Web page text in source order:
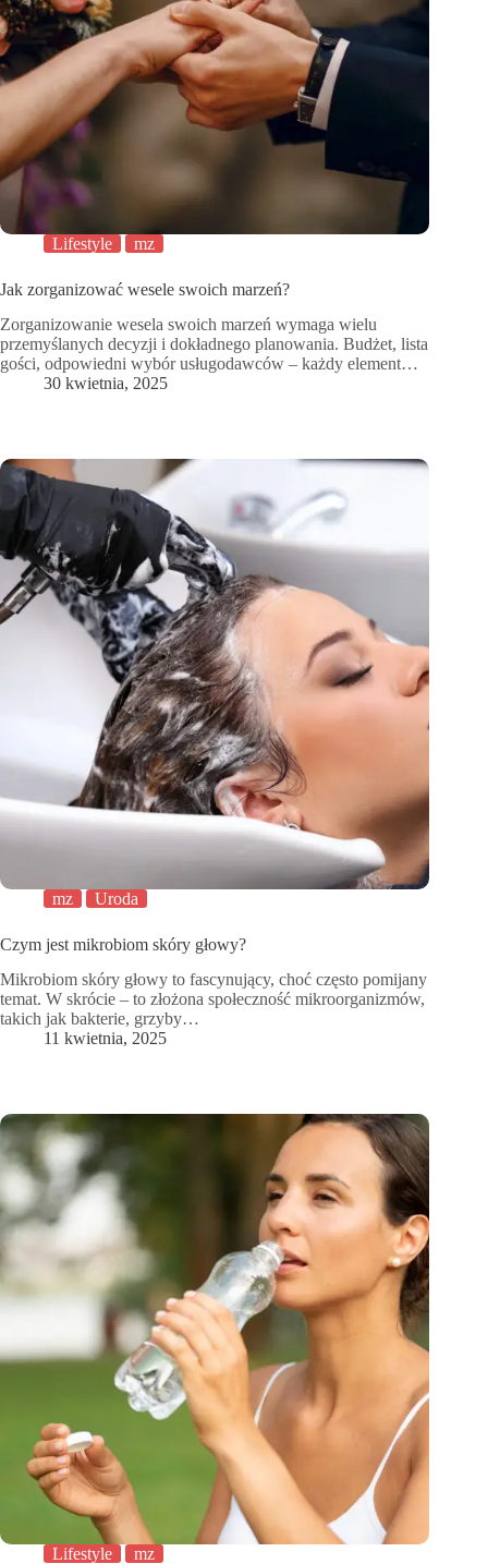
Lifestyle mz
Jak zorganizować wesele swoich marzeń?
Zorganizowanie wesela swoich marzeń wymaga wielu
przemyślanych decyzji i dokładnego planowania. Budżet, lista
gości, odpowiedni wybór usługodawców – każdy element…
30 kwietnia, 2025
mz Uroda
Czym jest mikrobiom skóry głowy?
Mikrobiom skóry głowy to fascynujący, choć często pomijany
temat. W skrócie – to złożona społeczność mikroorganizmów,
takich jak bakterie, grzyby…
11 kwietnia, 2025
Lifestyle mz